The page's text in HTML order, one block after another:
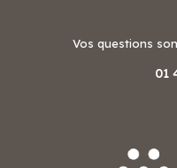
Vos questions
01